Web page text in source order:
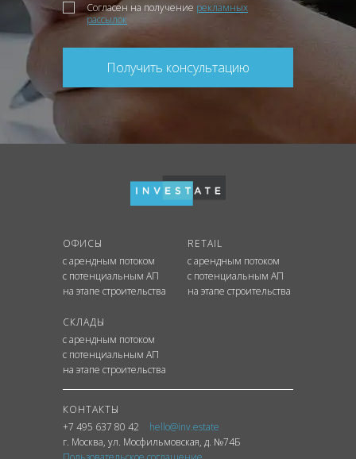
Согласен на получение рекламных
рассылок
Получить консультацию
ОФИСЫ
с арендным потоком
с потенциальным АП
на этапе строительства
RETAIL
с арендным потоком
с потенциальным АП
на этапе строительства
СКЛАДЫ
с арендным потоком
с потенциальным АП
на этапе строительства
КОНТАКТЫ
+7 495 637 80 42
hello@inv.estate
г. Москва, ул. Мосфильмовская, д. №74Б